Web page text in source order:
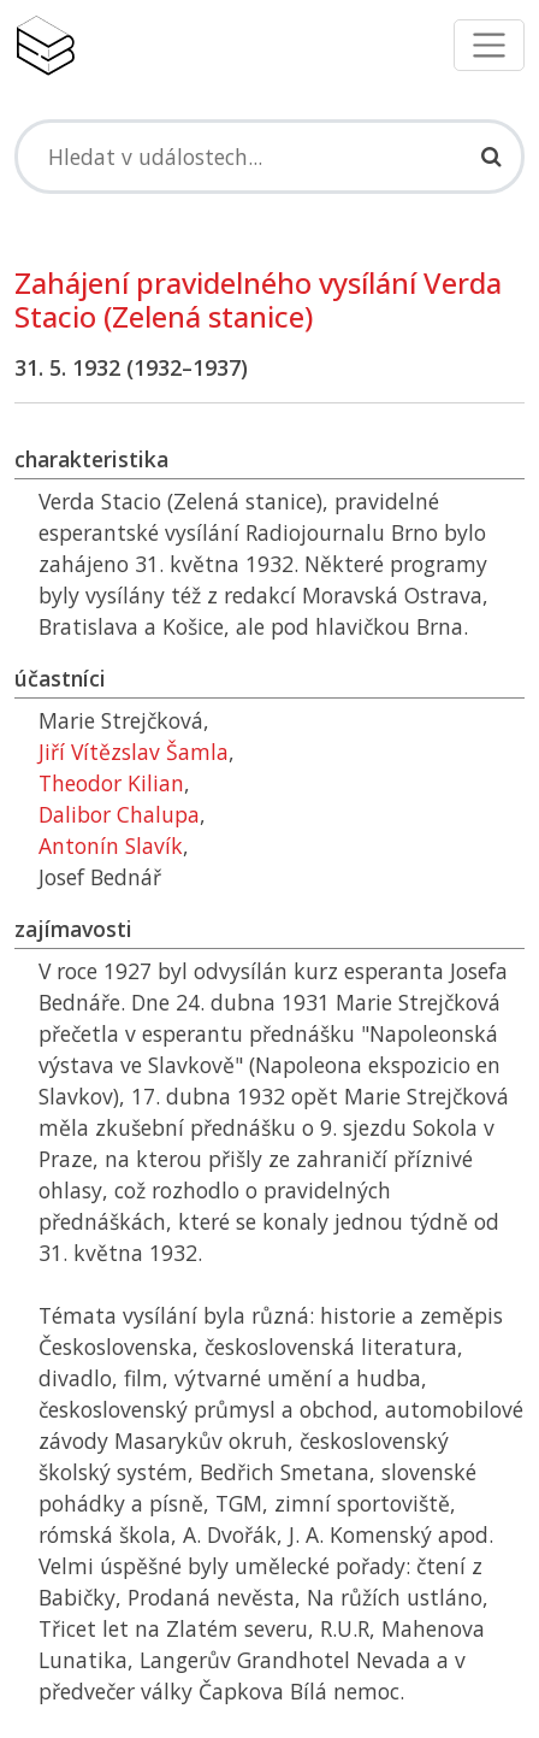
Zahájení pravidelného vysílání Verda
Stacio (Zelená stanice)
31. 5. 1932 (1932–1937)
charakteristika
Verda Stacio (Zelená stanice), pravidelné
esperantské vysílání Radiojournalu Brno bylo
zahájeno 31. května 1932. Některé programy
byly vysílány též z redakcí Moravská Ostrava,
Bratislava a Košice, ale pod hlavičkou Brna.
účastníci
Marie Strejčková,
Jiří Vítězslav Šamla,
Theodor Kilian,
Dalibor Chalupa,
Antonín Slavík,
Josef Bednář
zajímavosti
V roce 1927 byl odvysílán kurz esperanta Josefa
Bednáře. Dne 24. dubna 1931 Marie Strejčková
přečetla v esperantu přednášku "Napoleonská
výstava ve Slavkově" (Napoleona ekspozicio en
Slavkov), 17. dubna 1932 opět Marie Strejčková
měla zkušební přednášku o 9. sjezdu Sokola v
Praze, na kterou přišly ze zahraničí příznivé
ohlasy, což rozhodlo o pravidelných
přednáškách, které se konaly jednou týdně od
31. května 1932.
Témata vysílání byla různá: historie a zeměpis
Československa, československá literatura,
divadlo, film, výtvarné umění a hudba,
československý průmysl a obchod, automobilové
závody Masarykův okruh, československý
školský systém, Bedřich Smetana, slovenské
pohádky a písně, TGM, zimní sportoviště,
rómská škola, A. Dvořák, J. A. Komenský apod.
Velmi úspěšné byly umělecké pořady: čtení z
Babičky, Prodaná nevěsta, Na růžích ustláno,
Třicet let na Zlatém severu, R.U.R, Mahenova
Lunatika, Langerův Grandhotel Nevada a v
předvečer války Čapkova Bílá nemoc.